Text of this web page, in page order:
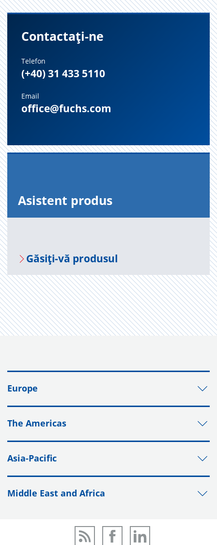
Contactați-ne
Telefon
(+40) 31 433 5110
Email
office@fuchs.com
Asis­tent pro­dus
Gă­siți-vă pro­du­sul
Europe
The Americas
Asia-Pacific
Middle East and Africa